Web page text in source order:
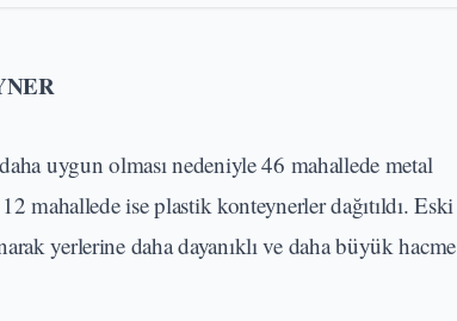
uygun olması nedeniyle 46 mahallede metal
mahallede ise plastik konteynerler dağıtıldı. Eski
yerlerine daha dayanıklı ve daha büyük hacme